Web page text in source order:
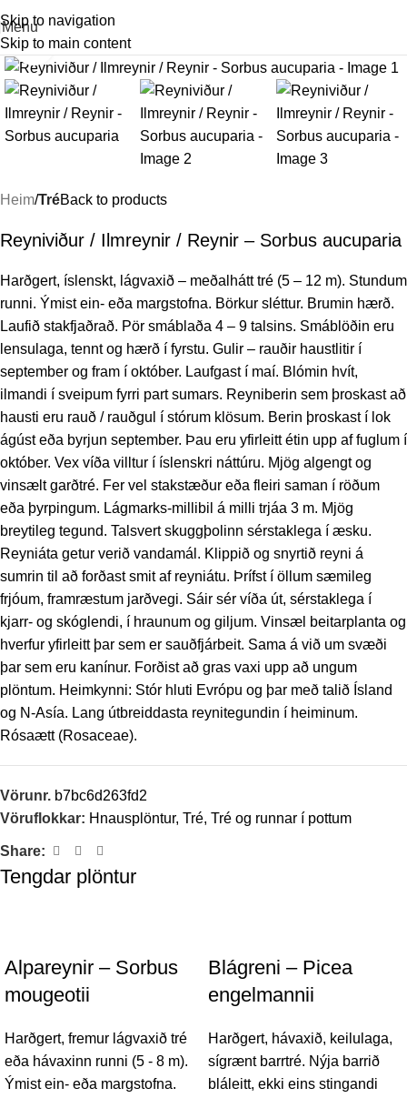
Skip to navigation
Skip to main content
Menu
Stækka mynd
Heim TréBack to products
Reyniviður / Ilmreynir / Reynir – Sorbus aucuparia
Harðgert, íslenskt, lágvaxið – meðalhátt tré (5 – 12 m). Stundum
runni. Ýmist ein- eða margstofna. Börkur sléttur. Brumin hærð.
Laufið stakfjaðrað. Pör smáblaða 4 – 9 talsins. Smáblöðin eru
lensulaga, tennt og hærð í fyrstu. Gulir – rauðir haustlitir í
september og fram í október. Laufgast í maí. Blómin hvít,
ilmandi í sveipum fyrri part sumars. Reyniberin sem þroskast að
hausti eru rauð / rauðgul í stórum klösum. Berin þroskast í lok
ágúst eða byrjun september. Þau eru yfirleitt étin upp af fuglum í
október. Vex víða villtur í íslenskri náttúru. Mjög algengt og
vinsælt garðtré. Fer vel stakstæður eða fleiri saman í röðum
eða þyrpingum. Lágmarks-millibil á milli trjáa 3 m. Mjög
breytileg tegund. Talsvert skuggþolinn sérstaklega í æsku.
Reyniáta getur verið vandamál. Klippið og snyrtið reyni á
sumrin til að forðast smit af reyniátu. Þrífst í öllum sæmileg
frjóum, framræstum jarðvegi. Sáir sér víða út, sérstaklega í
kjarr- og skóglendi, í hraunum og giljum. Vinsæl beitarplanta og
hverfur yfirleitt þar sem er sauðfjárbeit. Sama á við um svæði
þar sem eru kanínur. Forðist að gras vaxi upp að ungum
plöntum. Heimkynni: Stór hluti Evrópu og þar með talið Ísland
og N-Asía. Lang útbreiddasta reynitegundin í heiminum.
Rósaætt (Rosaceae).
Vörunr. b7bc6d263fd2
Vöruflokkar: Hnausplöntur, Tré, Tré og runnar í pottum
Share:
Tengdar plöntur
Alpareynir – Sorbus
mougeotii
Harðgert, fremur lágvaxið tré
eða hávaxinn runni (5 - 8 m).
Ýmist ein- eða margstofna.
Blágreni – Picea
engelmannii
Harðgert, hávaxið, keilulaga,
sígrænt barrtré. Nýja barrið
bláleitt, ekki eins stingandi